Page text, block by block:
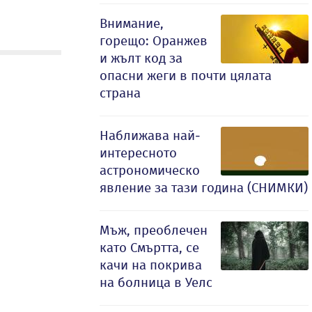
Внимание,
горещо: Оранжев
и жълт код за
опасни жеги в почти цялата
страна
Наближава най-
интересното
астрономическо
явление за тази година (СНИМКИ)
Мъж, преоблечен
като Смъртта, се
качи на покрива
на болница в Уелс